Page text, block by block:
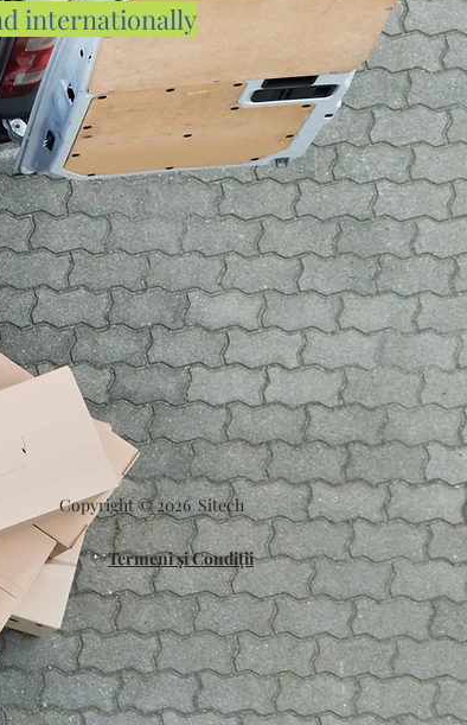
internationally
Copyright © 2026Sitech
Termeni și Condiții